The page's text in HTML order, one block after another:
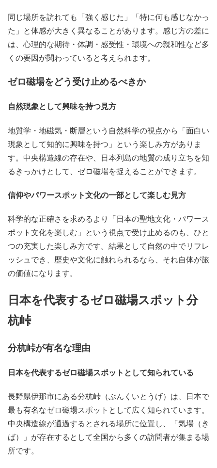
同じ場所を訪れても「強く感じた」「特に何も感じなかっ
た」と体感が大きく異なることがあります。感じ方の差に
は、心理的な期待・体調・感受性・環境への親和性など多
くの要因が関わっていると考えられます。
ゼロ磁場をどう受け止めるべきか
自然現象として興味を持つ見方
地質学・地磁気・断層という自然科学の視点から「面白い
現象として知的に興味を持つ」という楽しみ方がありま
す。中央構造線の存在や、日本列島の地質の成り立ちを知
るきっかけとして、ゼロ磁場を捉えることができます。
信仰やパワースポット文化の一部として楽しむ見方
科学的な正確さを求めるより「日本の聖地文化・パワース
ポット文化を楽しむ」という視点で受け止めるのも、ひと
つの充実した楽しみ方です。結果として自然の中でリフレ
ッシュでき、歴史や文化に触れられるなら、それ自体が旅
の価値になります。
日本を代表するゼロ磁場スポット分
杭峠
分杭峠が有名な理由
日本を代表するゼロ磁場スポットとして知られている
長野県伊那市にある分杭峠（ぶんくいとうげ）は、日本で
最も有名なゼロ磁場スポットとして広く知られています。
中央構造線が通過するとされる場所に位置し、「気場（き
ば）」が存在するとして全国から多くの訪問者が集まる場
所です。